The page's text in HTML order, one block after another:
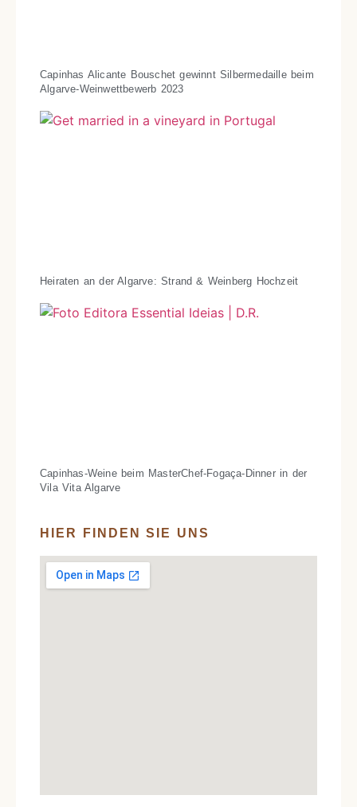
Capinhas Alicante Bouschet gewinnt Silbermedaille beim
Algarve-Weinwettbewerb 2023
Heiraten an der Algarve: Strand & Weinberg Hochzeit
Capinhas-Weine beim MasterChef-Fogaça-Dinner in der
Vila Vita Algarve
HIER FINDEN SIE UNS